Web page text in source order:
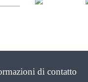
di contatto